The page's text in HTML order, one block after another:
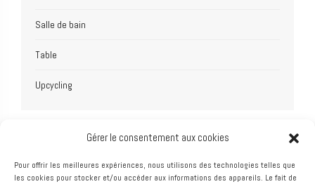
Gérer le consentement aux cookies
Pour offrir les meilleures expériences, nous utilisons des technologies telles que
les cookies pour stocker et/ou accéder aux informations des appareils. Le fait de
Salle de bain
Table
Upcycling